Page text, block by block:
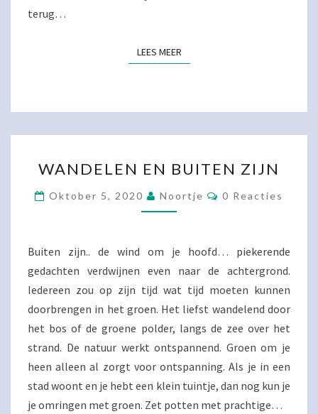
terug…
LEES MEERLEES MEER
EN
ZIJN
WANDELEN EN BUITEN ZIJN
Oktober 5, 2020 Noortje Reacties
0 Reacties
Buiten zijn.. de wind om je hoofd… piekerende
gedachten verdwijnen even naar de achtergrond.
Iedereen zou op zijn tijd wat tijd moeten kunnen
doorbrengen in het groen. Het liefst wandelend door
het bos of de groene polder, langs de zee over het
strand. De natuur werkt ontspannend. Groen om je
heen alleen al zorgt voor ontspanning. Als je in een
stad woont en je hebt een klein tuintje, dan nog kun je
je omringen met groen. Zet potten met prachtige…